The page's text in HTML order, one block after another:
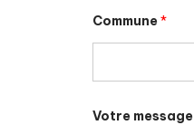
Commune*
Votre message